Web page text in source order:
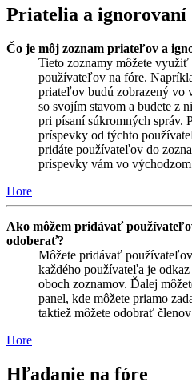
Priatelia a ignorovaní
Čo je môj zoznam priateľov a
Tieto zoznamy môžete využiť
používateľov na fóre.
priateľov budú zobrazený vo
so svojím stavom a budete z
pri písaní súkromných správ.
príspevky od týchto
pridáte používateľov do
príspevky vám vo
Hore
Ako môžem pridávať
odoberať?
Môžete pridávať
každého používateľa je
oboch zoznamov. Ďalej
panel, kde môžete priamo
taktiež môžete odobrať
Hore
Hľadanie na fóre